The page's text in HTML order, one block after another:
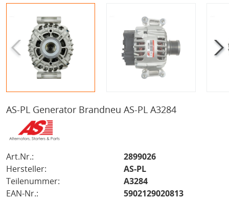
AS-PL Generator Brandneu AS-PL A3284
Art.Nr.:
2899026
Hersteller:
AS-PL
Teilenummer:
A3284
EAN-Nr.:
5902129020813